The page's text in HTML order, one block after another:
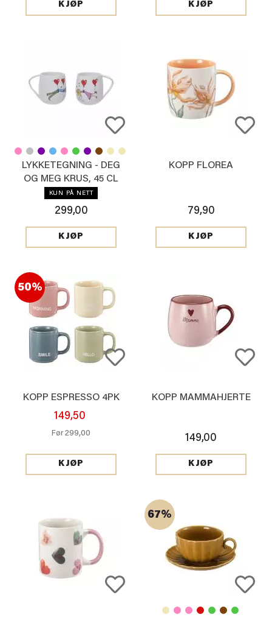
KJØP KJØP
LYKKETEGNING - DEG
OG MEG KRUS, 45 CL
HVIT
KUN PÅ NETT
299,00
KJØP
KOPP FLOREA
79,90
KJØP
50%
KOPP ESPRESSO 4PK
149,50
Før299,00
KJØP
KOPP MAMMAHJERTE
149,00
KJØP
67%